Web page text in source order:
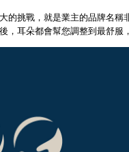
的挑戰，就是業主的品牌名
，耳朵都會幫您調整到最舒服